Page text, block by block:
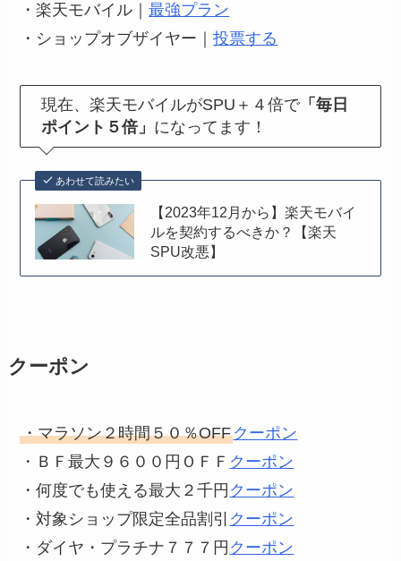
・楽天モバイル｜最強プラン
・ショップオブザイヤー｜投票する
現在、楽天モバイルがSPU＋４倍で「毎日
ポイント５倍」 になってます！
あわせて読みたい
【2023年12月から】楽天モバイ
ルを契約するべきか？【楽天
SPU改悪】
クーポン
・マラソン２時間５０％OFFクーポン
・ＢＦ最大９６００円ＯＦＦ クーポン
・何度でも使える最大２千円 クーポン
・対象ショップ限定全品割引 クーポン
・ダイヤ・プラチナ７７７円 クーポン